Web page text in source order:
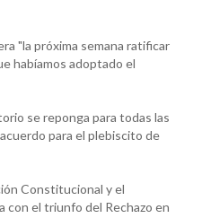
"la próxima semana ratificar
habíamos adoptado el
se reponga para todas las
para el plebiscito de
Constitucional y el
con el triunfo del Rechazo en